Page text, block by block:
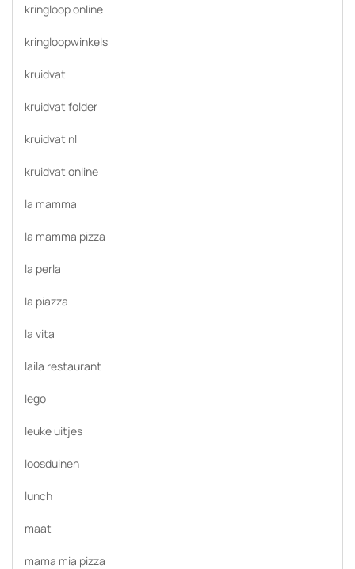
kringloop online
kringloopwinkels
kruidvat
kruidvat folder
kruidvat nl
kruidvat online
la mamma
la mamma pizza
la perla
la piazza
la vita
laila restaurant
lego
leuke uitjes
loosduinen
lunch
maat
mama mia pizza